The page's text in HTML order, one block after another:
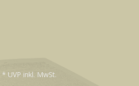
* UVP inkl. MwSt.